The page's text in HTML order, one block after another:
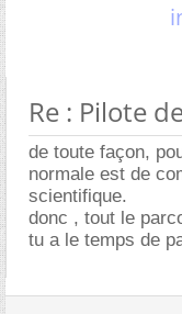
Re : Pilote
de toute façon,
normale est de
scientifique.
donc , tout le
tu a le temps de